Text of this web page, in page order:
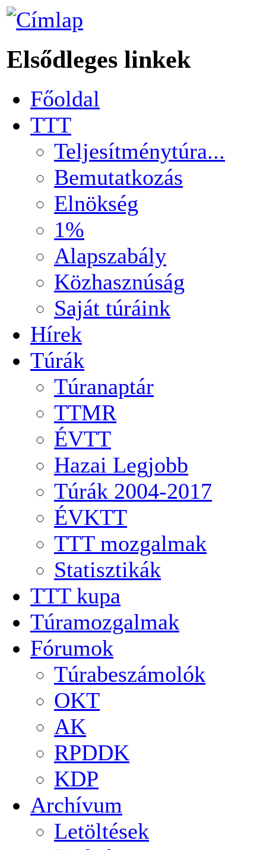
Elsődleges linkek
Főoldal
TTT
Teljesítménytúra...
Bemutatkozás
Elnökség
1%
Alapszabály
Közhasznúság
Saját túráink
Hírek
Túrák
Túranaptár
TTMR
ÉVTT
Hazai Legjobb
Túrák 2004-2017
ÉVKTT
TTT mozgalmak
Statisztikák
TTT kupa
Túramozgalmak
Fórumok
Túrabeszámolók
OKT
AK
RPDDK
KDP
Archívum
Letöltések